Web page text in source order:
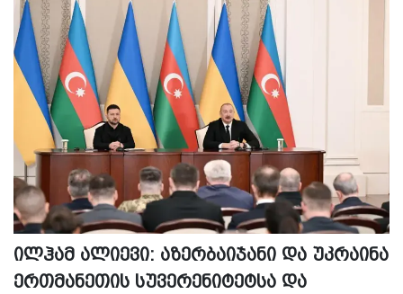
ილჰამ ალიევი: აზერბაიჯანი და უკრაინა
ერთმანეთის სუვერენიტეტსა და